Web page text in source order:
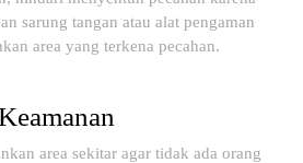
sarung tangan atau alat pengaman
area yang terkena pecahan.
area sekitar agar tidak ada orang